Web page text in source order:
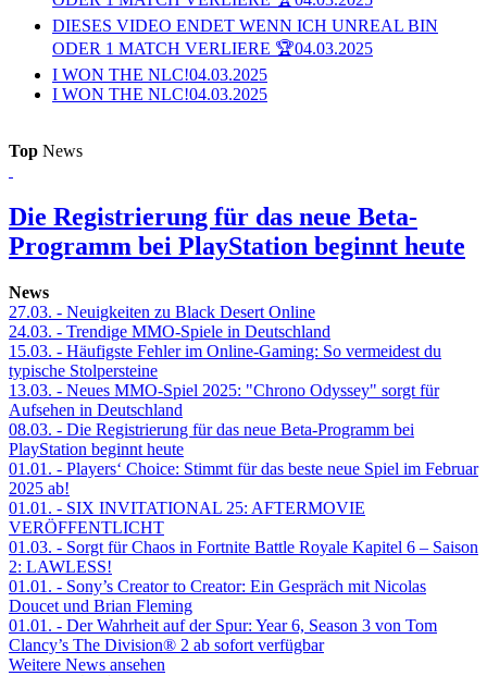
DIESES VIDEO ENDET WENN ICH UNREAL BIN
ODER 1 MATCH VERLIERE 🏆04.03.2025
I WON THE NLC!04.03.2025
I WON THE NLC!04.03.2025
Top News
Die Registrierung für das neue Beta-
Programm bei PlayStation beginnt heute
News
27.03. - Neuigkeiten zu Black Desert Online
24.03. - Trendige MMO-Spiele in Deutschland
15.03. - Häufigste Fehler im Online-Gaming: So vermeidest du
typische Stolpersteine
13.03. - Neues MMO-Spiel 2025: "Chrono Odyssey" sorgt für
Aufsehen in Deutschland
08.03. - Die Registrierung für das neue Beta-Programm bei
PlayStation beginnt heute
01.01. - Players‘ Choice: Stimmt für das beste neue Spiel im Februar
2025 ab!
01.01. - SIX INVITATIONAL 25: AFTERMOVIE
VERÖFFENTLICHT
01.03. - Sorgt für Chaos in Fortnite Battle Royale Kapitel 6 – Saison
2: LAWLESS!
01.01. - Sony’s Creator to Creator: Ein Gespräch mit Nicolas
Doucet und Brian Fleming
01.01. - Der Wahrheit auf der Spur: Year 6, Season 3 von Tom
Clancy’s The Division® 2 ab sofort verfügbar
Weitere News ansehen